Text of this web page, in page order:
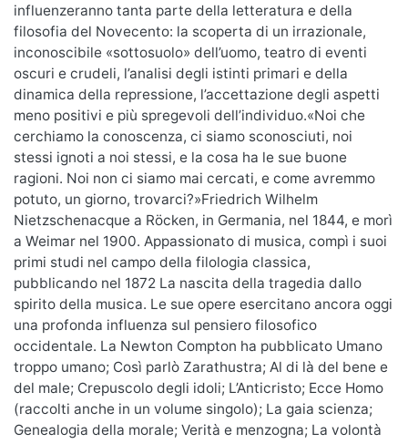
influenzeranno tanta parte della letteratura e della
filosofia del Novecento: la scoperta di un irrazionale,
inconoscibile «sottosuolo» dell’uomo, teatro di eventi
oscuri e crudeli, l’analisi degli istinti primari e della
dinamica della repressione, l’accettazione degli aspetti
meno positivi e più spregevoli dell’individuo.«Noi che
cerchiamo la conoscenza, ci siamo sconosciuti, noi
stessi ignoti a noi stessi, e la cosa ha le sue buone
ragioni. Noi non ci siamo mai cercati, e come avremmo
potuto, un giorno, trovarci?»Friedrich Wilhelm
Nietzschenacque a Röcken, in Germania, nel 1844, e morì
a Weimar nel 1900. Appassionato di musica, compì i suoi
primi studi nel campo della filologia classica,
pubblicando nel 1872 La nascita della tragedia dallo
spirito della musica. Le sue opere esercitano ancora oggi
una profonda influenza sul pensiero filosofico
occidentale. La Newton Compton ha pubblicato Umano
troppo umano; Così parlò Zarathustra; Al di là del bene e
del male; Crepuscolo degli idoli; L’Anticristo; Ecce Homo
(raccolti anche in un volume singolo); La gaia scienza;
Genealogia della morale; Verità e menzogna; La volontà